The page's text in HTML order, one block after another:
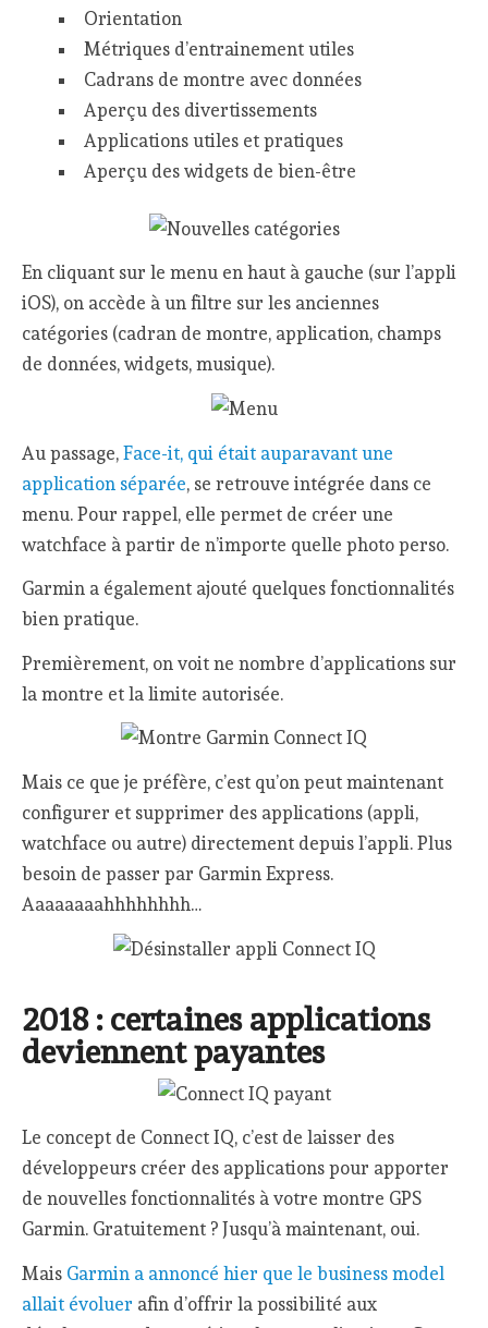
Orientation
Métriques d’entrainement utiles
Cadrans de montre avec données
Aperçu des divertissements
Applications utiles et pratiques
Aperçu des widgets de bien-être
En cliquant sur le menu en haut à gauche (sur l’appli
iOS), on accède à un filtre sur les anciennes
catégories (cadran de montre, application, champs
de données, widgets, musique).
Au passage,Face-it, qui était auparavant une
application séparée, se retrouve intégrée dans ce
menu. Pour rappel, elle permet de créer une
watchface à partir de n’importe quelle photo perso.
Garmin a également ajouté quelques fonctionnalités
bien pratique.
Premièrement, on voit ne nombre d’applications sur
la montre et la limite autorisée.
Mais ce que je préfère, c’est qu’on peut maintenant
configurer et supprimer des applications (appli,
watchface ou autre) directement depuis l’appli. Plus
besoin de passer par Garmin Express.
Aaaaaaaahhhhhhhh…
2018 : certaines applications
deviennent payantes
Le concept de Connect IQ, c’est de laisser des
développeurs créer des applications pour apporter
de nouvelles fonctionnalités à votre montre GPS
Garmin. Gratuitement ? Jusqu’à maintenant, oui.
Mais Garmin a annoncé hier que le business model
allait évoluer afin d’offrir la possibilité aux